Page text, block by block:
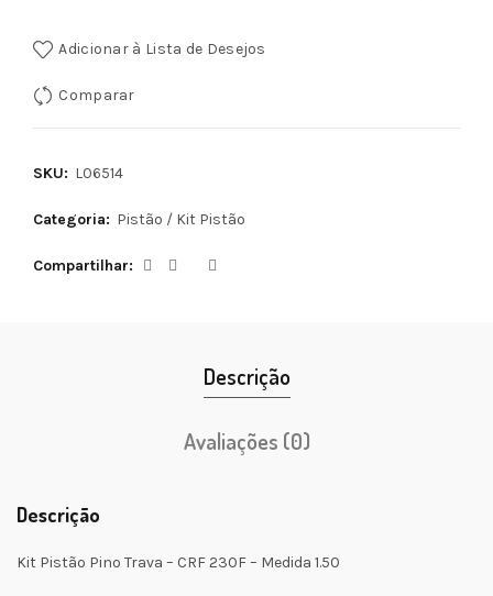
Adicionar à Lista de Desejos
Comparar
SKU: L06514
Categoria: Pistão / Kit Pistão
Compartilhar
Descrição
Avaliações (0)
Descrição
Kit Pistão Pino Trava – CRF 230F – Medida 1.50